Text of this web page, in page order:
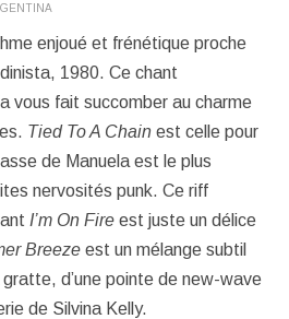
enjoué et frénétique proche
1980. Ce chant
vous fait succomber au charme
Tied To A Chain est celle pour
de Manuela est le plus
nervosités punk. Ce riff
I’m On Fire est juste un délice
Breeze est un mélange subtil
d’une pointe de new-wave
de Silvina Kelly.